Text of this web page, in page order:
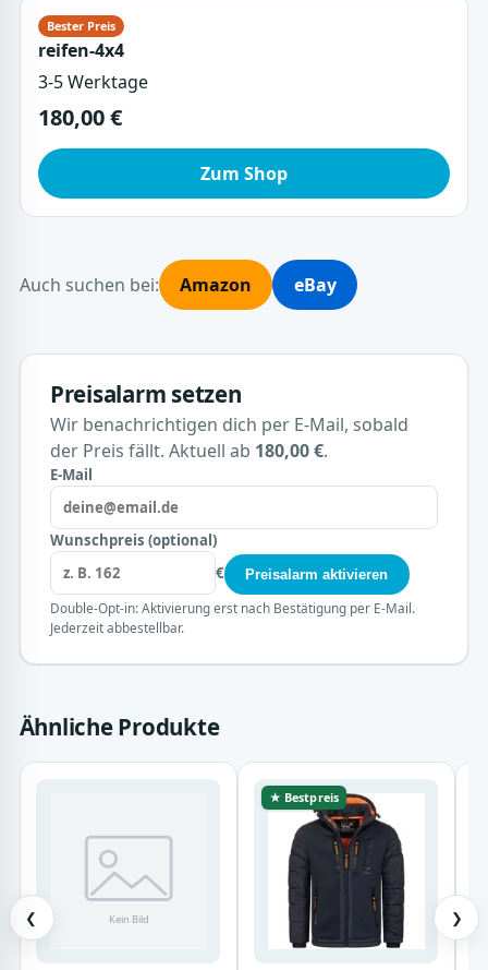
reifen-4x4
3-5 Werktage
180,00 €
Zum Shop
Auch suchen bei: Amazon eBay
Preisalarm setzen
Wir benachrichtigen dich per E-Mail, sobald
der Preis fällt. Aktuell ab 180,00 €.
E-Mail
Wunschpreis (optional)
€
Preisalarm aktivieren
Double-Opt-in: Aktivierung erst nach Bestätigung per E-Mail.
Jederzeit abbestellbar.
Ähnliche Produkte
❮
★ Bestpreis
❯